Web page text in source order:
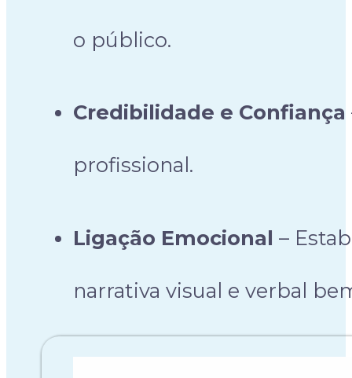
o público.
Credibilidade e Confiança
profissional.
Ligação Emocional –
narrativa visual e verbal